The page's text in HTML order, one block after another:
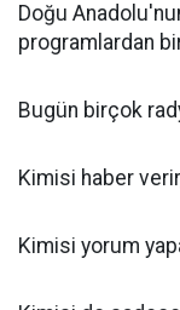
Doğu
programlardan
Bugün birçok
Kimisi haber
Kimisi yorum